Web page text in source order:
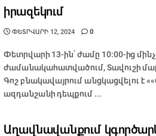
իրազեկում
ՓԵՏՐՎԱՐԻ 12, 2024 0
Փետրվարի 13-ին՝ ժամը 10:00-ից
ժամանակահատվածում, Տավուշի
Գոշ բնակավայրում անցկացվելու է
ազդանշանի դեպքում ...
Աղավնավանքում